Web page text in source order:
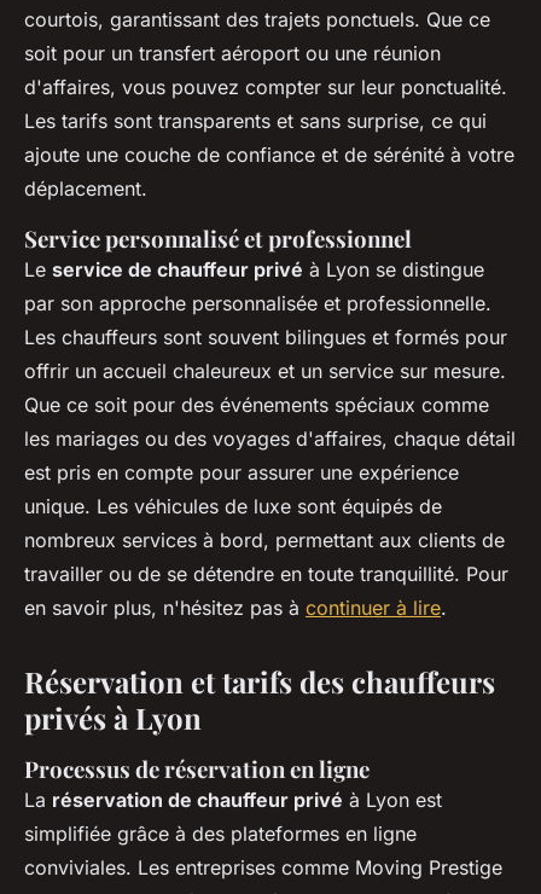
courtois, garantissant des trajets ponctuels. Que ce
soit pour un transfert aéroport ou une réunion
d'affaires, vous pouvez compter sur leur ponctualité.
Les tarifs sont transparents et sans surprise, ce qui
ajoute une couche de confiance et de sérénité à votre
déplacement.
Service personnalisé et professionnel
Le service de chauffeur privé à Lyon se distingue
par son approche personnalisée et professionnelle.
Les chauffeurs sont souvent bilingues et formés pour
offrir un accueil chaleureux et un service sur mesure.
Que ce soit pour des événements spéciaux comme
les mariages ou des voyages d'affaires, chaque détail
est pris en compte pour assurer une expérience
unique. Les véhicules de luxe sont équipés de
nombreux services à bord, permettant aux clients de
travailler ou de se détendre en toute tranquillité. Pour
en savoir plus, n'hésitez pas à continuer à lire.
Réservation et tarifs des chauffeurs
privés à Lyon
Processus de réservation en ligne
La réservation de chauffeur privé à Lyon est
simplifiée grâce à des plateformes en ligne
conviviales. Les entreprises comme Moving Prestige